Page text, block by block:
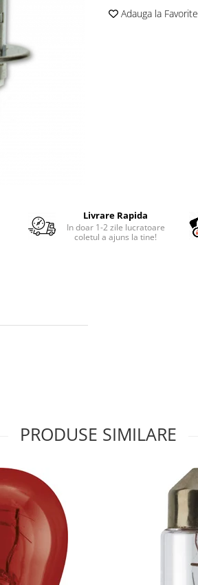
Adauga la Favorite
Livrare Rapida
In doar 1-2 zile lucratoare
coletul a ajuns la tine!
PRODUSE SIMILARE